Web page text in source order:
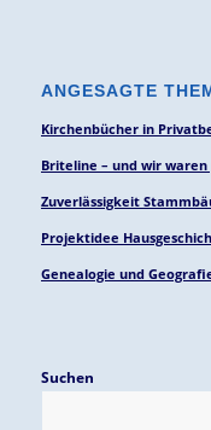
ANGESAGTE
Kirchenbücher in
Briteline – und wir
Zuverlässigkeit
Projektidee
Genealogie und
Suchen